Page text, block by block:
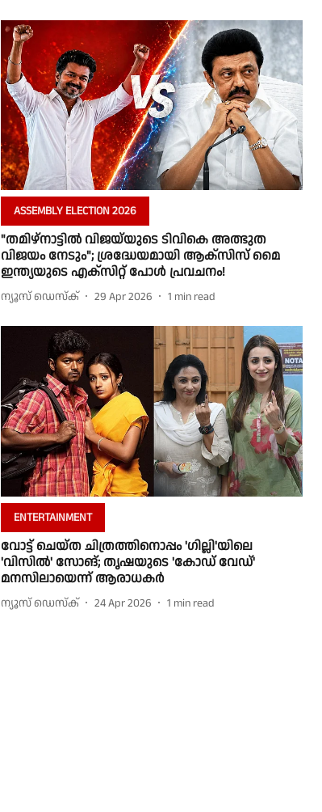
ASSEMBLY ELECTION 2026
"തമിഴ്‌നാട്ടിൽ വിജയ്‌യുടെ ടിവികെ അത്ഭുത
വിജയം നേടും"; ശ്രദ്ധേയമായി ആക്സിസ് മൈ
ഇന്ത്യയുടെ എക്സിറ്റ് പോൾ പ്രവചനം!
ന്യൂസ് ഡെസ്ക് 29 Apr 2026 1 min read
ENTERTAINMENT
വോട്ട് ചെയ്ത ചിത്രത്തിനൊപ്പം 'ഗില്ലി'യിലെ
'വിസിൽ' സോങ്; തൃഷയുടെ 'കോഡ് വേഡ്'
മനസിലായെന്ന് ആരാധകർ
ന്യൂസ് ഡെസ്ക് 24 Apr 2026 1 min read